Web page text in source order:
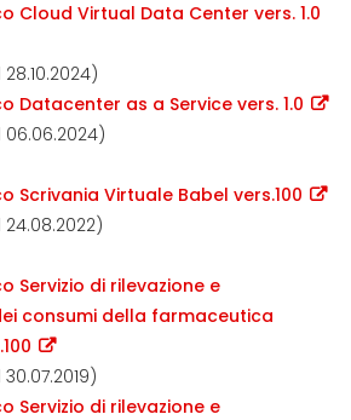
Cloud Virtual Data Center vers. 1.0
Datacenter as a Service vers. 1.0
Scrivania Virtuale Babel vers.100
Servizio di rilevazione e
consumi della farmaceutica
Servizio di rilevazione e